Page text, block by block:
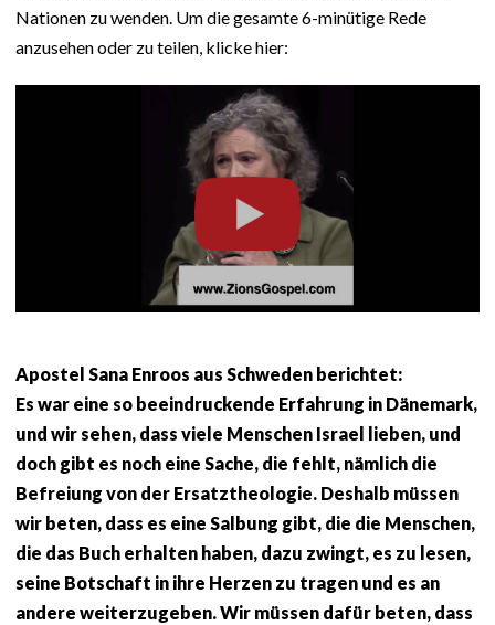
Nationen zu wenden. Um die gesamte 6-minütige Rede
anzusehen oder zu teilen, klicke hier:
Apostel Sana Enroos aus Schweden berichtet:
Es war eine so beeindruckende Erfahrung in Dänemark,
und wir sehen, dass viele Menschen Israel lieben, und
doch gibt es noch eine Sache, die fehlt, nämlich die
Befreiung von der Ersatztheologie. Deshalb müssen
wir beten, dass es eine Salbung gibt, die die Menschen,
die das Buch erhalten haben, dazu zwingt, es zu lesen,
seine Botschaft in ihre Herzen zu tragen und es an
andere weiterzugeben. Wir müssen dafür beten, dass